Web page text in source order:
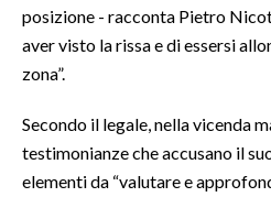
STORE
posizione - racconta Pietro
aver visto la rissa e di essersi
zona”.
Secondo il legale, nella vicenda
testimonianze che accusano il
elementi da “valutare e